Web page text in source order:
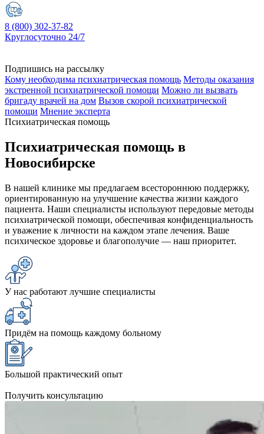
8 (800) 302-37-82
Круглосуточно 24/7
Подпишись на рассылку
Кому необходима психиатрическая помощь Методы оказания
экстренной психиатрической помощи Можно ли вызвать
бригаду врачей на дом Вызов скорой психиатрической
помощи Мнение эксперта
Психиатрическая помощь
Психиатрическая помощь в
Новосибирске
В нашей клинике мы предлагаем всестороннюю поддержку,
ориентированную на улучшение качества жизни каждого
пациента. Наши специалисты используют передовые методы
психиатрической помощи, обеспечивая конфиденциальность
и уважение к личности на каждом этапе лечения. Ваше
психическое здоровье и благополучие — наш приоритет.
У нас работают лучшие специалисты
Придём на помощь каждому больному
Большой практический опыт
Получить консультацию